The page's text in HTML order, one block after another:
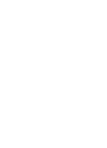
Aubagne
UNSERE